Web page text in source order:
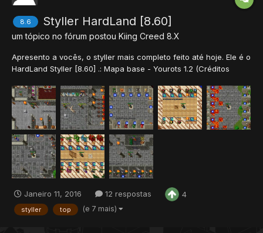
8.6 Styller HardLand [8.60]
um tópico no fórum postou Kiing Creed 8.X
Apresento a vocês, o styller mais completo feito até hoje. Ele é o
HardLand Styller [8.60] .: Mapa base - Yourots 1.2 (Créditos
abria meu servidor com este mesmo mapa, só que de um tempo
pra cá, não tive mais tempo para ficar corre...
Janeiro 11, 2016 12 respostas 4
styller top (e 7 mais)